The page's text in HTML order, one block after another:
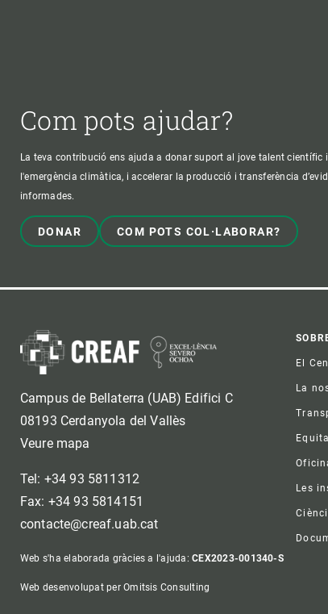
Com pots ajudar?
La teva contribució ens ajuda a donar suport al jove talent científic
l'emergència climàtica, i accelerar la producció i transferència
informades.
DONAR COM POTS COL·LABORAR?
Campus de Bellaterra (UAB) Edifici C
08193 Cerdanyola del Vallès
Veure mapa
Tel: +34 93 5811312
Fax: +34 93 5814151
contacte@creaf.uab.cat
Web s'ha elaborada gràcies a l'ajuda:CEX2023-001340-S
Web desenvolupat per Omitsis Consulting
El
La
Les